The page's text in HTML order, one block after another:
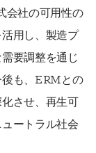
会社の可用性の
用し、製造プ
要調整を通じ
後も、ERMとの
させ、再生可
ートラル社会